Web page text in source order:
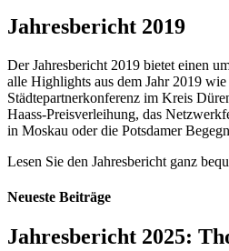
Jahresbericht 2019
Der Jahresbericht 2019 bietet einen
alle Highlights aus dem Jahr 2019
Städtepartnerkonferenz im Kreis
Haass-Preisverleihung, das
in Moskau oder die Potsdamer
Lesen Sie den Jahresbericht ganz
Neueste Beiträge
Jahresbericht 2025: